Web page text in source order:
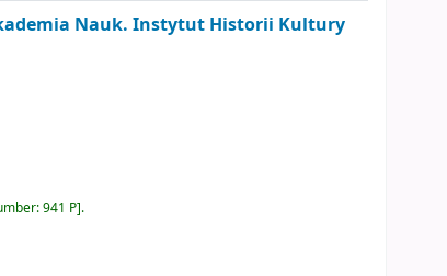
Nauk. Instytut Historii Kultury
941 P .